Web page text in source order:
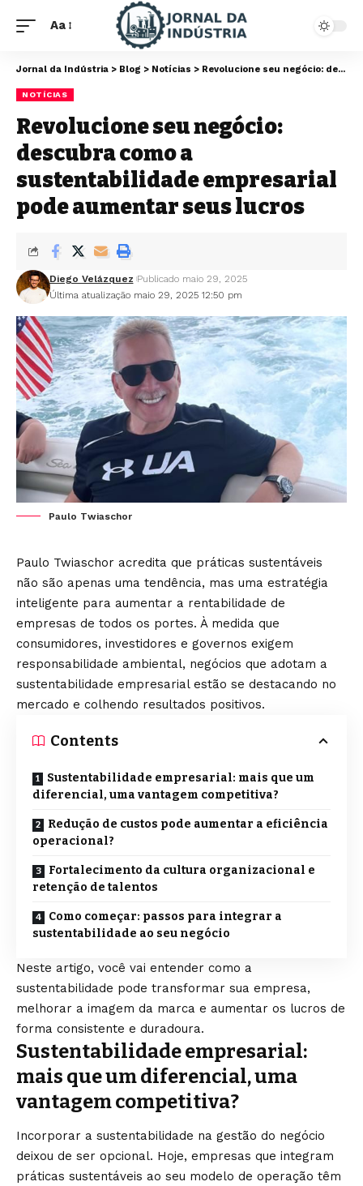
Aa
Jornal da Indústria > Blog > Notícias > Revolucione seu negócio: descubra como a sustentabilidade empresarial pode aumentar seus lucros
NOTÍCIAS
Revolucione seu negócio:
descubra como a
sustentabilidade empresarial
pode aumentar seus lucros
Última atualização maio 29, 2025 12:50 pm
Diego Velázquez Publicado maio 29, 2025
Paulo Twiaschor
Paulo Twiaschor acredita que práticas sustentáveis
não são apenas uma tendência, mas uma estratégia
inteligente para aumentar a rentabilidade de
empresas de todos os portes. À medida que
consumidores, investidores e governos exigem
responsabilidade ambiental, negócios que adotam a
sustentabilidade empresarial estão se destacando no
mercado e colhendo resultados positivos.
Contents
Sustentabilidade empresarial: mais que um
diferencial, uma vantagem competitiva?
Redução de custos pode aumentar a eficiência
operacional?
Fortalecimento da cultura organizacional e
retenção de talentos
Como começar: passos para integrar a
sustentabilidade ao seu negócio
Neste artigo, você vai entender como a
sustentabilidade pode transformar sua empresa,
melhorar a imagem da marca e aumentar os lucros de
forma consistente e duradoura.
Sustentabilidade empresarial:
mais que um diferencial, uma
vantagem competitiva?
Incorporar a sustentabilidade na gestão do negócio
deixou de ser opcional. Hoje, empresas que integram
práticas sustentáveis ao seu modelo de operação têm